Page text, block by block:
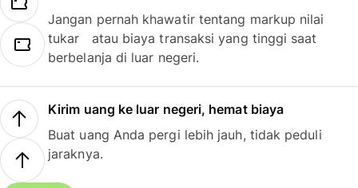
Jangan pernah khawatir tentang markup nilai
tukar atau biaya transaksi yang tinggi saat
berbelanja di luar negeri.
Kirim uang ke luar negeri, hemat biaya
Buat uang Anda pergi lebih jauh, tidak peduli
jaraknya.